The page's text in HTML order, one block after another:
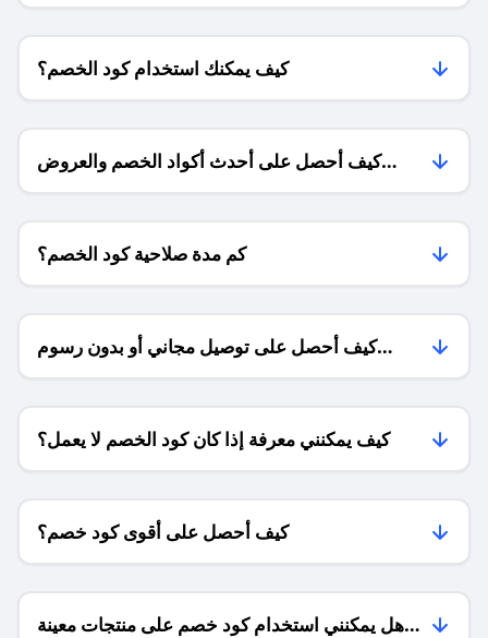
كيف يمكنك استخدام كود الخصم؟
كيف أحصل على أحدث أكواد الخصم والعروض
للمتاجر؟
كم مدة صلاحية كود الخصم؟
كيف أحصل على توصيل مجاني أو بدون رسوم
الشحن ؟
كيف يمكنني معرفة إذا كان كود الخصم لا يعمل؟
كيف أحصل على أقوى كود خصم؟
هل يمكنني استخدام كود خصم على منتجات معينة